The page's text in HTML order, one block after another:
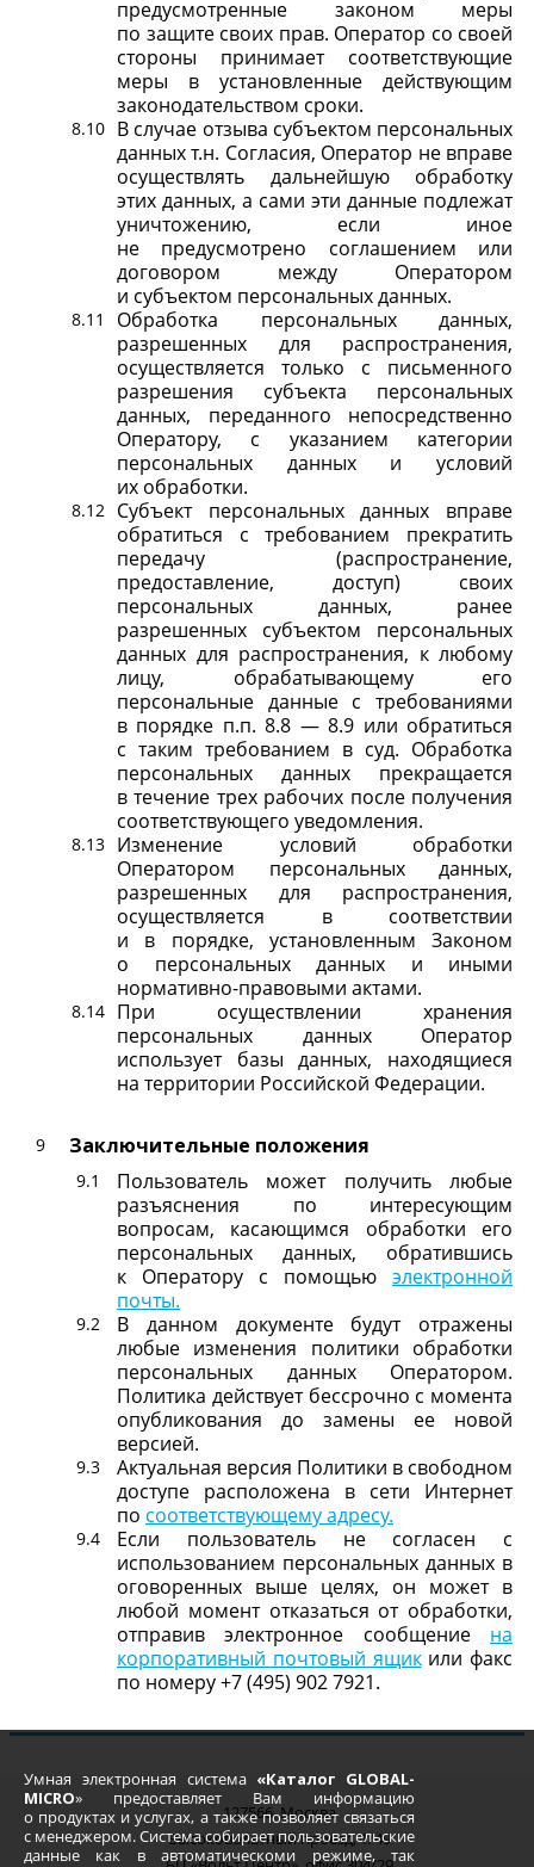
предусмотренные законом меры
по защите своих прав. Оператор со своей
стороны принимает соответствующие
меры в установленные действующим
законодательством сроки.
В случае отзыва субъектом персональных
данных т.н. Согласия, Оператор не вправе
осуществлять дальнейшую обработку
этих данных, а сами эти данные подлежат
уничтожению, если иное
не предусмотрено соглашением или
договором между Оператором
и субъектом персональных данных.
Обработка персональных данных,
разрешенных для распространения,
осуществляется только с письменного
разрешения субъекта персональных
данных, переданного непосредственно
Оператору, с указанием категории
персональных данных и условий
их обработки.
Субъект персональных данных вправе
обратиться с требованием прекратить
передачу (распространение,
предоставление, доступ) своих
персональных данных, ранее
разрешенных субъектом персональных
данных для распространения, к любому
лицу, обрабатывающему его
персональные данные с требованиями
в порядке п.п. 8.8 — 8.9 или обратиться
с таким требованием в суд. Обработка
персональных данных прекращается
в течение трех рабочих после получения
соответствующего уведомления.
Изменение условий обработки
Оператором персональных данных,
разрешенных для распространения,
осуществляется в соответствии
и в порядке, установленным Законом
о персональных данных и иными
нормативно-правовыми актами.
При осуществлении хранения
персональных данных Оператор
использует базы данных, находящиеся
на территории Российской Федерации.
Заключительные положения
Пользователь может получить любые
разъяснения по интересующим
вопросам, касающимся обработки его
персональных данных, обратившись
к Оператору с помощью электронной
почты.
В данном документе будут отражены
любые изменения политики обработки
персональных данных Оператором.
Политика действует бессрочно с момента
опубликования до замены ее новой
версией.
Актуальная версия Политики в свободном
доступе расположена в сети Интернет
по соответствующему адресу.
Если пользователь не согласен с
использованием персональных данных в
оговоренных выше целях, он может в
любой момент отказаться от обработки,
отправив электронное сообщение на
корпоративный почтовый ящикили факс
по номеру +7 (495) 902 7921.
127566, Москва
Высоковольтный проезд, 1/49
Умная электронная система «Каталог GLOBAL-
MICRO» предоставляет Вам информацию
о продуктах и услугах, а также позволяет связаться
с менеджером. Система собирает пользовательские
данные как в автоматическоми режиме, так